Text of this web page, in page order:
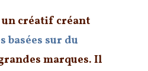
un créatif créant
basées sur du
marques. Il